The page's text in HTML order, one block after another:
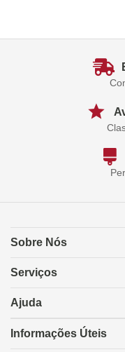
Sobre Nós
Serviços
Ajuda
Informações Úteis